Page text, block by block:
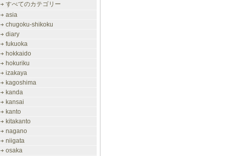
すべてのカテゴリー
asia
chugoku-shikoku
diary
fukuoka
hokkaido
hokuriku
izakaya
kagoshima
kanda
kansai
kanto
kitakanto
nagano
niigata
osaka